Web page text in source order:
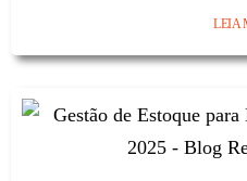
LEIA